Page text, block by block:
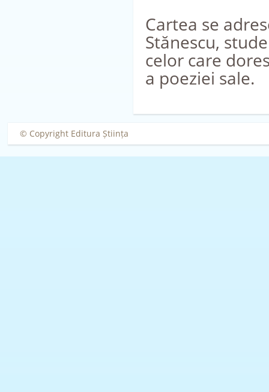
Cartea se
Stănescu,
celor care
a poeziei sale.
© Copyright Editura Știința